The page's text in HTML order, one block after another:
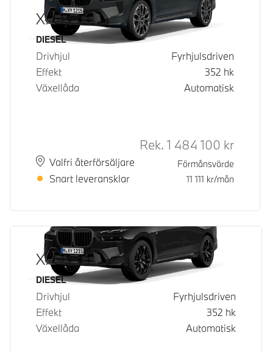
X7 xDrive40d
Bränsle
DIESEL
Drivhjul
Fyrhjulsdriven
Effekt
352 hk
Växellåda
Automatisk
PlatsValfri återförsäljare
Leveranstid
Snart leveransklar
Rek. ord
Rek. 1 484 100 kr
Förmånsvärde
11 111 kr/mån
X7 xDrive40d
Bränsle
DIESEL
Drivhjul
Fyrhjulsdriven
Effekt
352 hk
Växellåda
Automatisk